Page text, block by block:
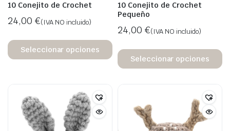
10 Conejito de Crochet
24,00 €(IVA NO incluido)
Seleccionar opciones
10 Conejito de Crochet
Pequeño
24,00 €(IVA NO incluido)
Seleccionar opciones